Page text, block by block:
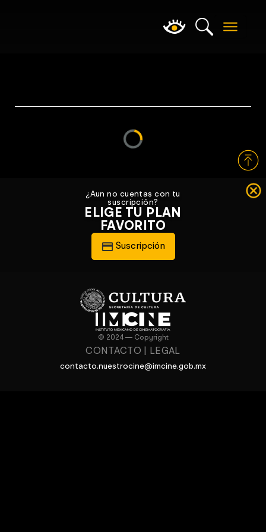
¿Aun no cuentas con tu
suscripción?
ELIGE TU PLAN
FAVORITO
Suscripción
© 2024 — Copyright
CONTACTO LEGAL
contacto.nuestrocine@imcine.gob.mx